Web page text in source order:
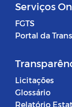
Serviços
FGTS
Portal da
Licitações
Glossário
Relatório